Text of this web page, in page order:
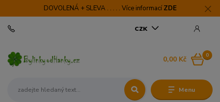
DOVOLENÁ + SLEVA . . . . . Více informací ZDE
Menu
CZK
0
0,00 Kč